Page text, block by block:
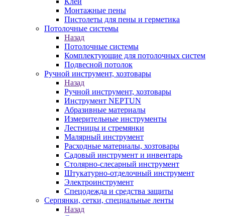
Монтажные пены
Пистолеты для пены и герметика
Потолочные системы
Назад
Потолочные системы
Комплектующие для потолочных систем
Подвесной потолок
Ручной инструмент, хозтовары
Назад
Ручной инструмент, хозтовары
Инструмент NEPTUN
Абразивные материалы
Измерительные инструменты
Лестницы и стремянки
Малярный инструмент
Расходные материалы, хозтовары
Садовый инструмент и инвентарь
Столярно-слесарный инструмент
Штукатурно-отделочный инструмент
Электроинструмент
Спецодежда и средства защиты
Серпянки, сетки, специальные ленты
Назад